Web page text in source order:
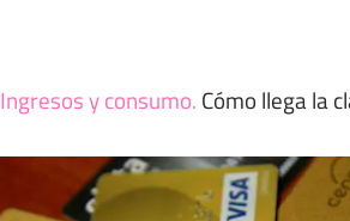
Ingresos y consumo. Cómo llega la